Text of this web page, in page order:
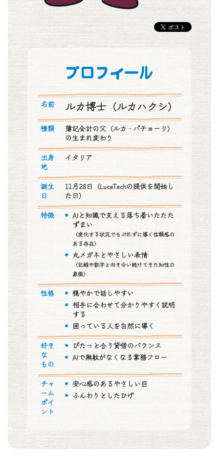
プロフィール
名前 ルカ博士（ルカハクシ）
種類
簿記会計の父（ルカ・パチョーリ）
の生まれ変わり
出身
地
イタリア
誕生
日
11月28日（LucaTechの提供を開始し
た日）
特徴
AIと知識で支える落ち着いたたた
ずまい
（変化する状況でもぶれずに導く信頼感の
ある存在）
丸メガネとやさしい表情
（記録や数字と向き合い続けてきた知性の
象徴）
性格
穏やかで話しやすい
相手に合わせて分かりやすく説明
する
困っている人を自然に導く
好き
な
もの
ぴたっと合う貸借のバランス
AIで無駄がなくなる業務フロー
チャ
ーム
ポイ
ント
安心感のあるやさしい目
ふんわりとしたひげ